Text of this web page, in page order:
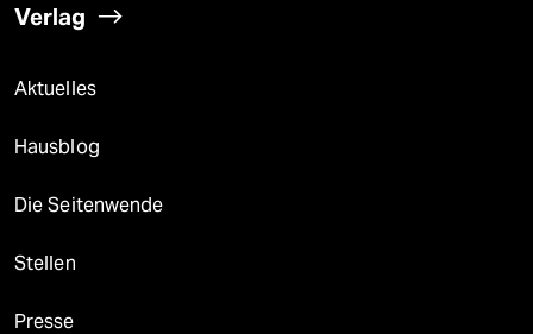
Verlag
Aktuelles
Hausblog
Die Seitenwende
Stellen
Presse